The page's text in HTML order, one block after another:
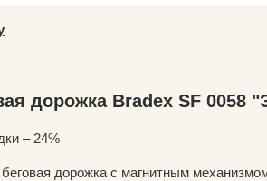
дорожка Bradex SF 0058
– 24%
дорожка с магнитным